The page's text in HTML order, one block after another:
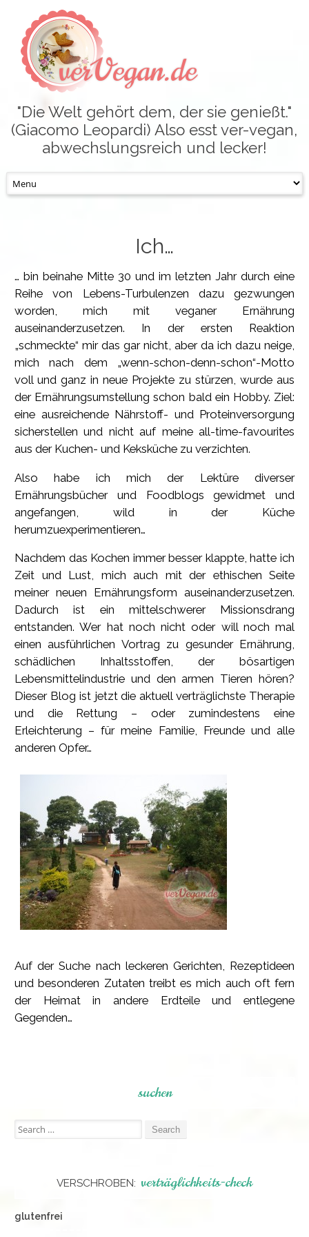
verVegan.de
"Die Welt gehört dem, der sie genießt."
(Giacomo Leopardi) Also esst ver-vegan,
abwechslungsreich und lecker!
to
Ich…
… bin beinahe Mitte 30 und im letzten Jahr durch eine
Reihe von Lebens-Turbulenzen dazu gezwungen
worden, mich mit veganer Ernährung
auseinanderzusetzen. In der ersten Reaktion
„schmeckte“ mir das gar nicht, aber da ich dazu neige,
mich nach dem „wenn-schon-denn-schon“-Motto
voll und ganz in neue Projekte zu stürzen, wurde aus
der Ernährungsumstellung schon bald ein Hobby. Ziel:
eine ausreichende Nährstoff- und Proteinversorgung
sicherstellen und nicht auf meine all-time-favourites
aus der Kuchen- und Keksküche zu verzichten.
Also habe ich mich der Lektüre diverser
Ernährungsbücher und Foodblogs gewidmet und
angefangen, wild in der Küche
herumzuexperimentieren…
Nachdem das Kochen immer besser klappte, hatte ich
Zeit und Lust, mich auch mit der ethischen Seite
meiner neuen Ernährungsform auseinanderzusetzen.
Dadurch ist ein mittelschwerer Missionsdrang
entstanden. Wer hat noch nicht oder will noch mal
einen ausführlichen Vortrag zu gesunder Ernährung,
schädlichen Inhaltsstoffen, der bösartigen
Lebensmittelindustrie und den armen Tieren hören?
Dieser Blog ist jetzt die aktuell verträglichste Therapie
und die Rettung – oder zumindestens eine
Erleichterung – für meine Familie, Freunde und alle
anderen Opfer…
Auf der Suche nach leckeren Gerichten, Rezeptideen
und besonderen Zutaten treibt es mich auch oft fern
der Heimat in andere Erdteile und entlegene
Gegenden…
suchen
Search
for:
VERSCHROBEN: verträglichkeits-check
glutenfrei